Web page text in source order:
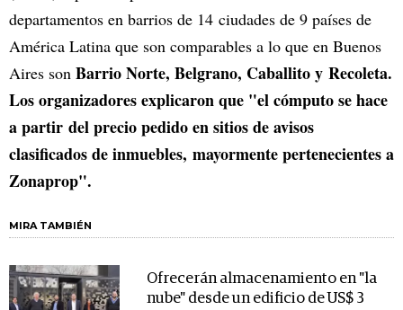
departamentos en barrios de 14 ciudades de 9 países de
América Latina que son comparables a lo que en Buenos
Aires son Barrio Norte, Belgrano, Caballito y Recoleta.
Los organizadores explicaron que "el cómputo se hace
a partir del precio pedido en sitios de avisos
clasificados de inmuebles, mayormente pertenecientes a
Zonaprop".
MIRA TAMBIÉN
Ofrecerán almacenamiento en "la
nube" desde un edificio de US$ 3